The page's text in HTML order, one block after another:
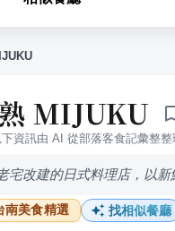
MIJUKU
下資訊由 AI 從部落客食記彙整整
宅改建的日式料理店，以新
南美食精選 找相似餐廳